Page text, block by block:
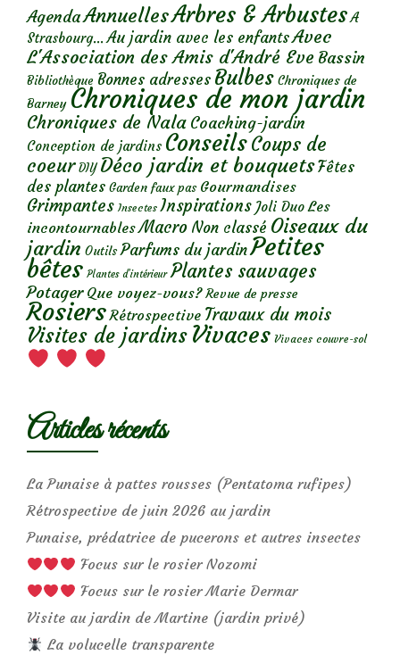
AgendaAnnuellesArbres & Arbustes A
Strasbourg... Au jardin avec les enfantsAvec
L'Association des Amis d'André Eve Bassin
Bibliothèque Bonnes adresses Bulbes Chroniques de
Barney Chroniques de mon jardin
Chroniques de Nala Coaching-jardin
Conception de jardins ConseilsCoups de
coeur DIY Déco jardin et bouquetsFêtes
des plantes Garden faux pas Gourmandises
Grimpantes Insectes Inspirations Joli Duo Les
incontournables Macro Non classé Oiseaux du
jardin Outils Parfums du jardinPetites
bêtes Plantes d’intérieur Plantes sauvages
Potager Que voyez-vous? Revue de presse
Rosiers Rétrospective Travaux du mois
Visites de jardins Vivaces Vivaces couvre-sol
Articles récents
La Punaise à pattes rousses (Pentatoma rufipes)
Rétrospective de juin 2026 au jardin
Punaise, prédatrice de pucerons et autres insectes
Focus sur le rosier Nozomi
Focus sur le rosier Marie Dermar
Visite au jardin de Martine (jardin privé)
La volucelle transparente